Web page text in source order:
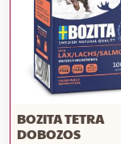
BOZITA TETRA
DOBOZOS